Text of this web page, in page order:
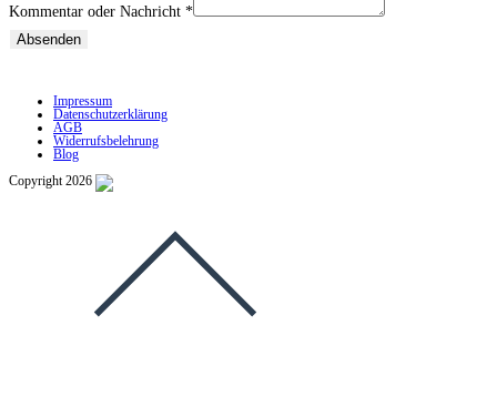
Kommentar oder Nachricht *
Absenden
Impressum
Datenschutzerklärung
AGB
Widerrufsbelehrung
Blog
Copyright 2026